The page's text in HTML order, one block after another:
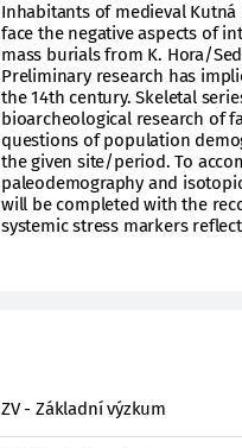
Inhabitants of medieval
face the negative aspects of
mass burials from K. Hora/
Preliminary research has
the 14th century. Skeletal
bioarcheological research of
questions of population
the given site/period. To
paleodemography and
will be completed with the
systemic stress markers
ZV - Základní výzkum